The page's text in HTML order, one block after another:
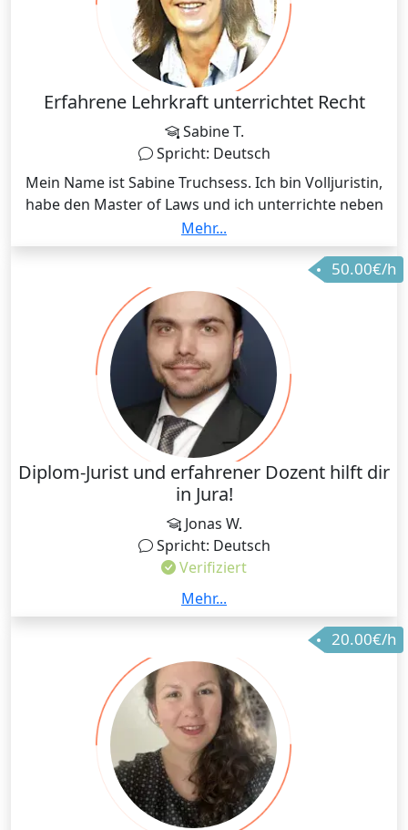
Erfahrene Lehrkraft unterrichtet Recht
Sabine T.
Spricht: Deutsch
Mein Name ist Sabine Truchsess. Ich bin Volljuristin,
habe den Master of Laws und ich unterrichte neben
meiner Tätigkeit in der öffentlichen Verwaltung
gerne. Ich habe in beruflichen Fortbildungen (u.a. an
einer Hochschule) verschiedene Rechtsgebiete im
Zivilrecht und im öffentlichen Recht unterrichtet (von
den rechtlichen Grundlagen bis zum Arbeitsrecht
sowie auch Sozialrecht).
Mehr...
50.00€/h
Diplom-Jurist und erfahrener Dozent hilft dir
in Jura!
Jonas W.
Spricht: Deutsch
Verifiziert
Der Stoff kommt dir unendlich viel vor und du weißt
nicht was ist wichtig und was nicht? Du willst endlich
Systemverständnis erlangen? Dann bist du hier
genau richtig. Ich bin Jonas, 29 Jahre alt und helfe dir
deine Ziele zu ereichen. :) Geduldig und emphatisch
schließe ich deine Lücken und bringe dich deinem Ziel
näher.
Mehr...
20.00€/h